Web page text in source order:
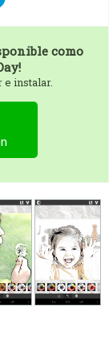
como
instalar.